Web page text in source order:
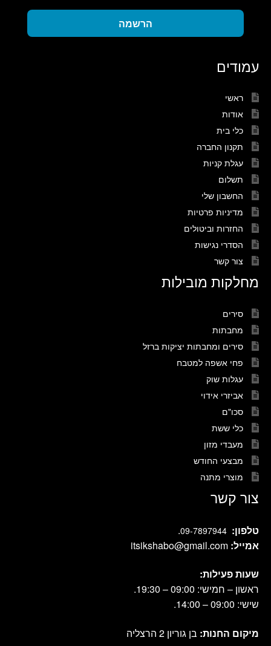
הרשמה
עמודים
ראשי
אודות
כלי בית
תקנון החברה
עגלת קניות
תשלום
החשבון שלי
מדיניות פרטיות
החזרות וביטולים
הסדרי נגישות
צור קשר
מחלקות מובילות
סירים
מחבתות
סירים ומחבתות יציקות ברזל
פחי אשפה למטבח
עגלות שוק
אביזרי אידוי
סכו"ם
כלי ששת
מעבדי מזון
מבצעי החודש
מוצרי מתנה
צור קשר
טלפון: 09-7897944
.
אמייל: itsikshabo@gmail.com
שעות פעילות:
ראשון – חמישי: 09:00 – 19:30.
שישי: 09:00 – 14:00.
מיקום החנות: בן גוריון 2 הרצליה